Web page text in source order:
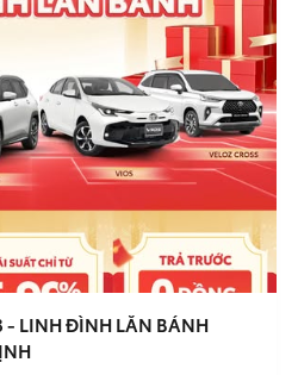
- LINH ĐÌNH LĂN BÁNH